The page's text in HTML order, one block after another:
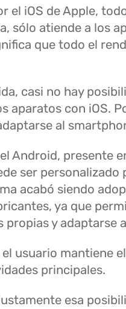
el iOS de Apple,
sólo atiende a los
que todo el
casi no hay
aparatos con iOS.
al
Android, presente
ser personalizado
acabó siendo
ya que
propias y adaptarse
usuario mantiene
principales.
esa